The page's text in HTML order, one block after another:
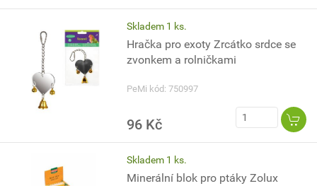
Skladem 1 ks.
Hračka pro exoty Zrcátko srdce se
zvonkem a rolničkami
PeMi kód: 750997
96 Kč
Skladem 1 ks.
Minerální blok pro ptáky Zolux